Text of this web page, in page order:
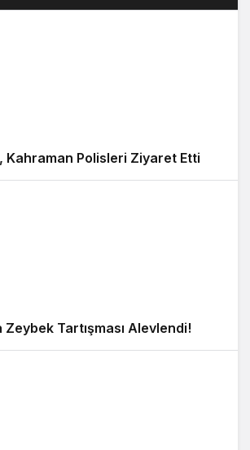
Kahraman Polisleri Ziyaret Etti
Zeybek Tartışması Alevlendi!